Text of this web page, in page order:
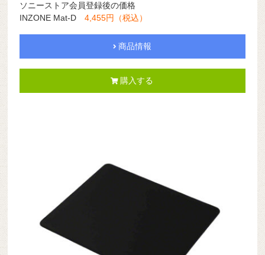
ソニーストア会員登録後の価格
INZONE Mat-D4,455円（税込）
商品情報
購入する